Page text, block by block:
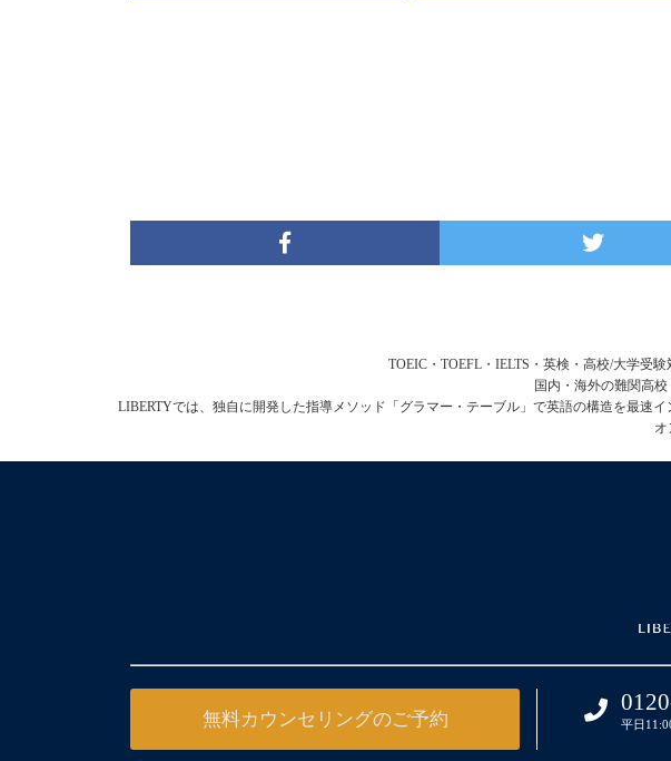
TOEIC・TOEFL・IELTS・英検・高校/大学受
国内・海外の難関高
LIBERTYでは、独自に開発した指導メソッド「グラマー・テーブル」で英語の構造を最速
オ
無料カウンセリングのご予約 平日